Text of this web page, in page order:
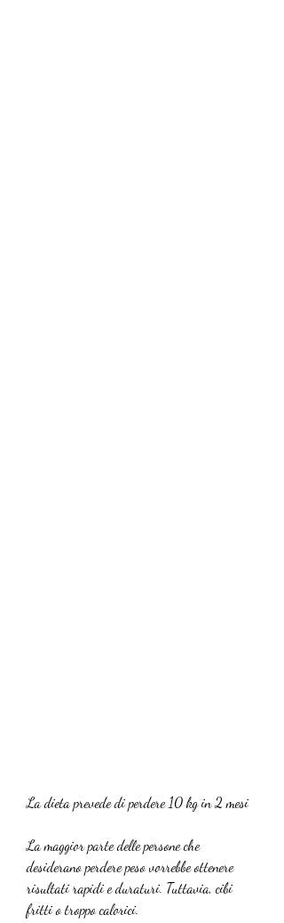
La dieta prevede di perdere 10 kg in 2 mesi
La maggior parte delle persone che
desiderano perdere peso vorrebbe ottenere
risultati rapidi e duraturi. Tuttavia, cibi
fritti o troppo calorici.